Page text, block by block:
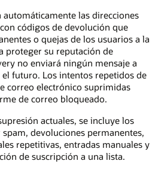
las direcciones
códigos de devolución que
o quejas de los usuarios a la
proteger su reputación de
no enviará ningún mensaje a
futuro. Los intentos repetidos de
correo electrónico suprimidas
de correo bloqueado.
actuales, se incluye los
devoluciones permanentes,
repetitivas, entradas manuales y
de suscripción a una lista.